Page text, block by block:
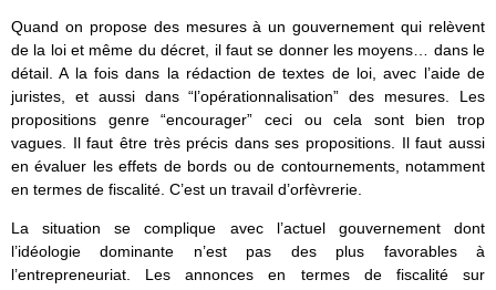
Quand on propose des mesures à un gouvernement qui relèvent
de la loi et même du décret, il faut se donner les moyens… dans le
détail. A la fois dans la rédaction de textes de loi, avec l’aide de
juristes, et aussi dans “l’opérationnalisation” des mesures. Les
propositions genre “encourager” ceci ou cela sont bien trop
vagues. Il faut être très précis dans ses propositions. Il faut aussi
en évaluer les effets de bords ou de contournements, notamment
en termes de fiscalité. C’est un travail d’orfèvrerie.
La situation se complique avec l’actuel gouvernement dont
l’idéologie dominante n’est pas des plus favorables à
l’entrepreneuriat. Les annonces en termes de fiscalité sur